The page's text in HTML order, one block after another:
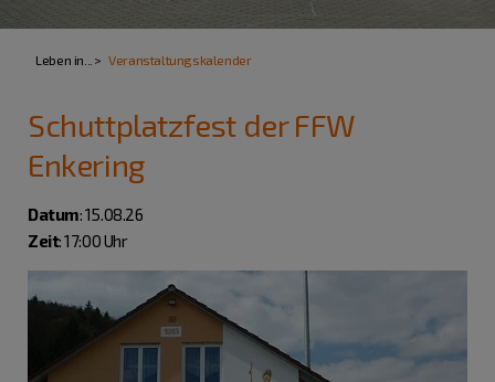
Leben in... Veranstaltungskalender
Schuttplatzfest der FFW
Enkering
Datum: 15.08.26
Zeit: 17:00 Uhr